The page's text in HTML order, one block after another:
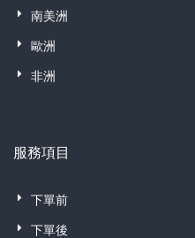
南美洲
歐洲
非洲
服務項目
下單前
下單後